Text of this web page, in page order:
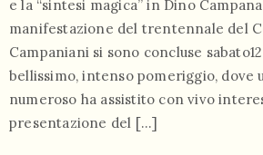
e la “sintesi magica” in Dino
manifestazione del trentennale del
Campaniani si sono concluse
bellissimo, intenso pomeriggio, dove
numeroso ha assistito con vivo
presentazione del […]